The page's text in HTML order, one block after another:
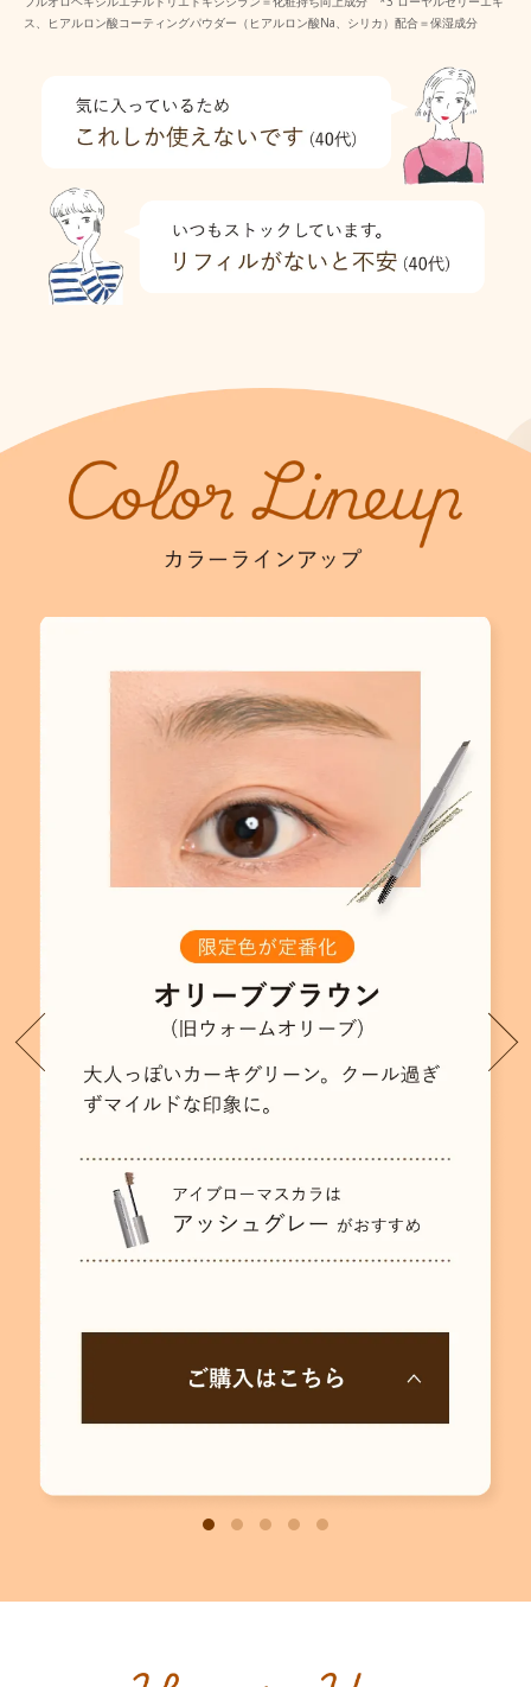
ス、ヒアルロン酸コーティングパウダー（ヒアルロン酸Na、シリカ）配合＝保湿成分